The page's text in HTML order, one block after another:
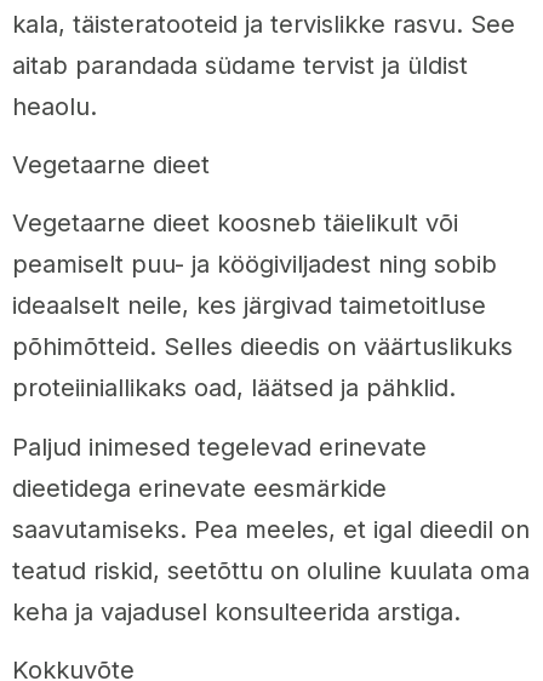
kala, täisteratooteid ja tervislikke rasvu. See
aitab parandada südame tervist ja üldist
heaolu.
Vegetaarne dieet
Vegetaarne dieet koosneb täielikult või
peamiselt puu- ja köögiviljadest ning sobib
ideaalselt neile, kes järgivad taimetoitluse
põhimõtteid. Selles dieedis on väärtuslikuks
proteiiniallikaks oad, läätsed ja pähklid.
Paljud inimesed tegelevad erinevate
dieetidega erinevate eesmärkide
saavutamiseks. Pea meeles, et igal dieedil on
teatud riskid, seetõttu on oluline kuulata oma
keha ja vajadusel konsulteerida arstiga.
Kokkuvõte